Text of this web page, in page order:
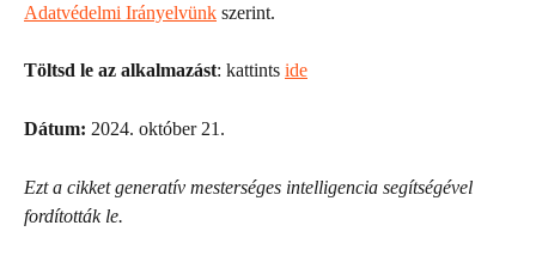
Adatvédelmi Irányelvünk szerint.
Töltsd le az alkalmazást: kattints ide
Dátum: 2024. október 21.
Ezt a cikket generatív mesterséges intelligencia segítségével
fordították le.